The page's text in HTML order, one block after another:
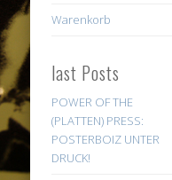
Warenkorb
last Posts
POWER OF THE
(PLATTEN) PRESS:
POSTERBOIZ UNTER
DRUCK!